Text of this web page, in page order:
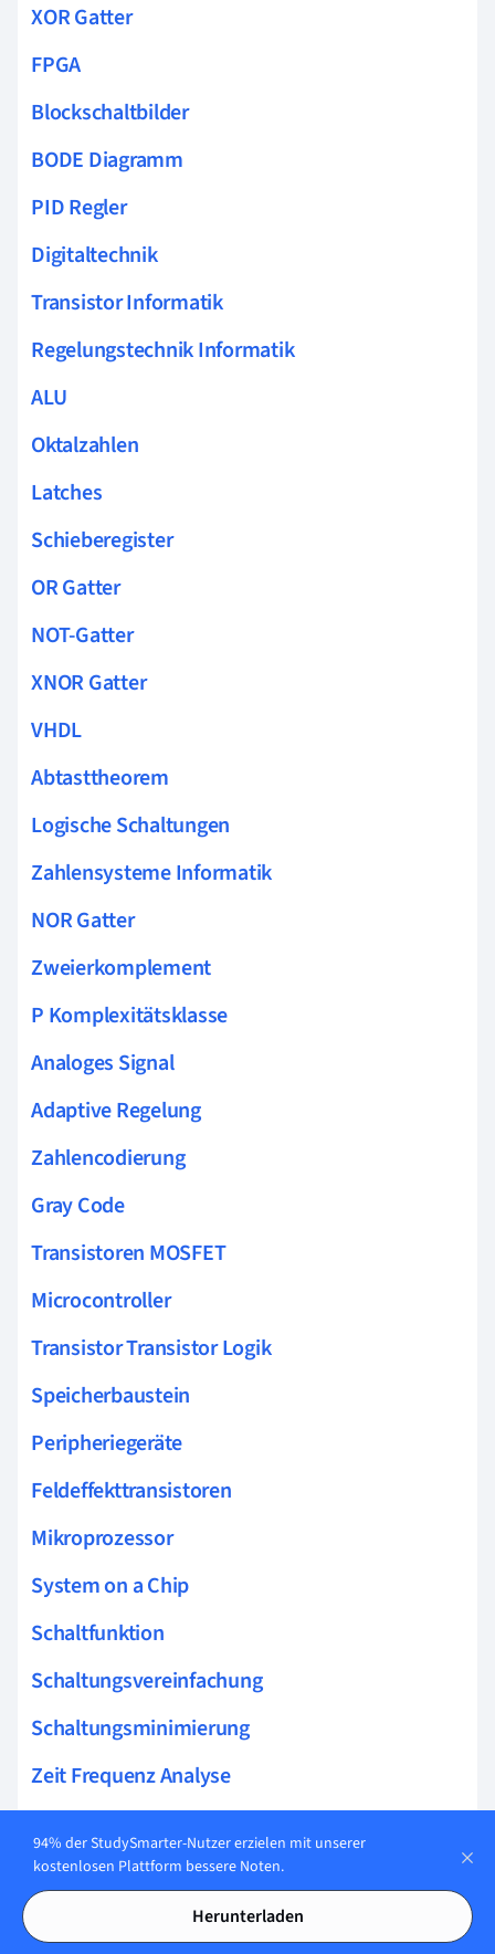
XOR Gatter
FPGA
Blockschaltbilder
BODE Diagramm
PID Regler
Digitaltechnik
Transistor Informatik
Regelungstechnik Informatik
ALU
Oktalzahlen
Latches
Schieberegister
OR Gatter
NOT-Gatter
XNOR Gatter
VHDL
Abtasttheorem
Logische Schaltungen
Zahlensysteme Informatik
NOR Gatter
Zweierkomplement
P Komplexitätsklasse
Analoges Signal
Adaptive Regelung
Zahlencodierung
Gray Code
Transistoren MOSFET
Microcontroller
Transistor Transistor Logik
Speicherbaustein
Peripheriegeräte
Feldeffekttransistoren
Mikroprozessor
System on a Chip
Schaltfunktion
Schaltungsvereinfachung
Schaltungsminimierung
Zeit Frequenz Analyse
Festkommaarithmetik
Bitweiser Operator
94% der StudySmarter-Nutzer erzielen mit unserer
kostenlosen Plattform bessere Noten.
Herunterladen